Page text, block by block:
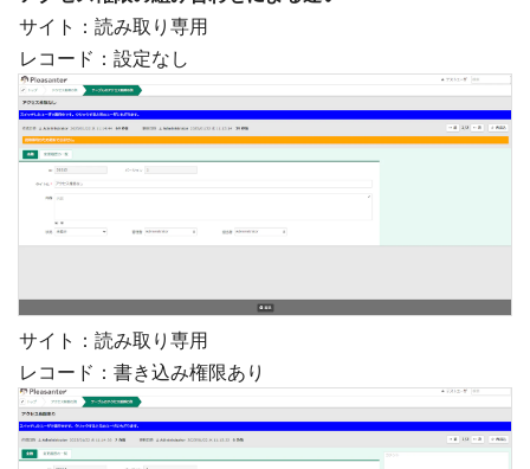
サイト：読み取り専用
レコード：設定なし
サイト：読み取り専用
レコード：書き込み権限あり